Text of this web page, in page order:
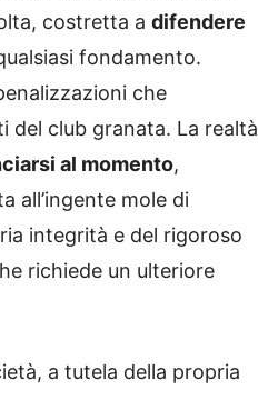
costretta a difendere
fondamento.
che
del club granata. La realtà
al momento,
all’ingente mole di
integrità e del rigoroso
richiede un ulteriore
a tutela della propria